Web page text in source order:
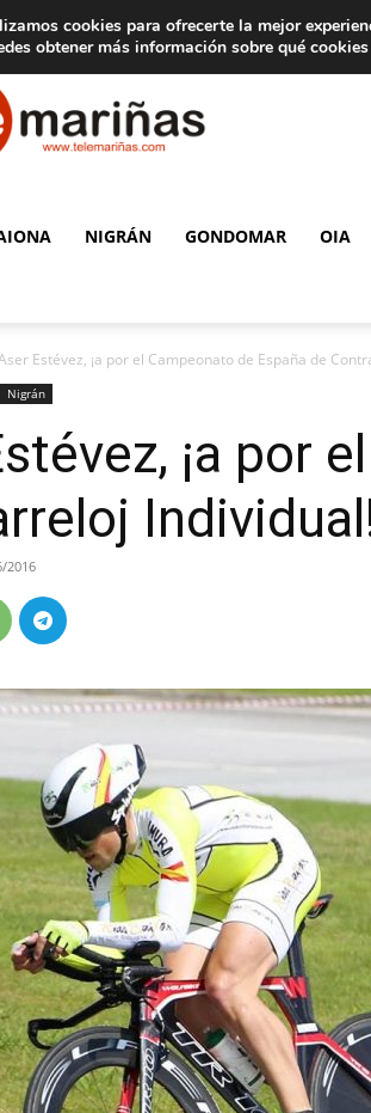
legal Tarifas de publicidad
Telemariñas
NIGRÁN GONDOMAR OIA
Estévez, ¡a por el Campeonato de España de
Nigrán
¡a por
2016
cookies para ofrecerte la mejor
obtener más información sobre qué